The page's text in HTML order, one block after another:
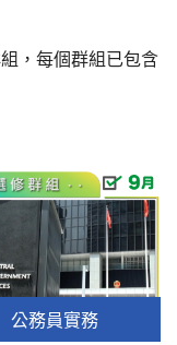
，每個群組已包含
公務員實務